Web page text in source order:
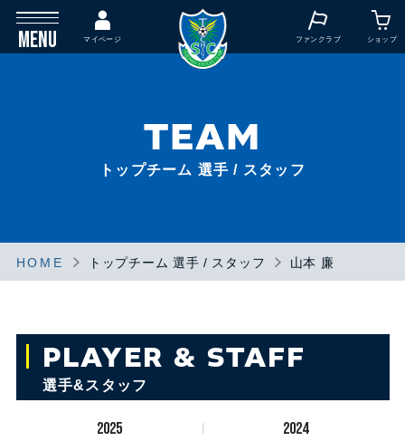
MENU マイページ ファンクラブ ショップ
TEAM
トップチーム 選手 / スタッフ
HOME トップチーム 選手 / スタッフ 山本 廉
PLAYER & STAFF
選手&スタッフ
2025
2024